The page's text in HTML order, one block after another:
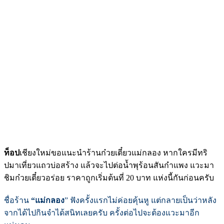
ท็อปเชียงใหม่ขอแนะนำร้านก๋วยเตี๋ยวแม่กลอง หากใครมีทริ
ปมาเที่ยวแถวบ่อสร้าง แล้วจะไปต่อน้ำพุร้อนสันกำแพง แวะมา
ชิมก๋วยเตี๋ยวอร่อย ราคาถูกเริ่มต้นที่ 20 บาท แห่งนี้กันก่อนครับ
ชื่อร้าน “แม่กลอง” ฟังครั้งแรกไม่ค่อยคุ้นหู แต่กลายเป็นว่าหลัง
จากได้ไปกินจำได้สนิทเลยครับ ครั้งต่อไปจะต้องแวะมาอีก